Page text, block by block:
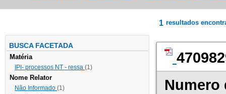
BUSCA FACETADA
Matéria
IPI- processos NT - ressa (1)
Nome Relator
Não Informado (1)
1 resultados
Numero